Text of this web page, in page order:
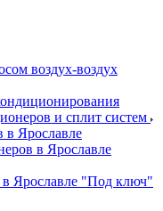
воздух-воздух
и сплит систем
в Ярославле
в Ярославле
в Ярославле "Под ключ"